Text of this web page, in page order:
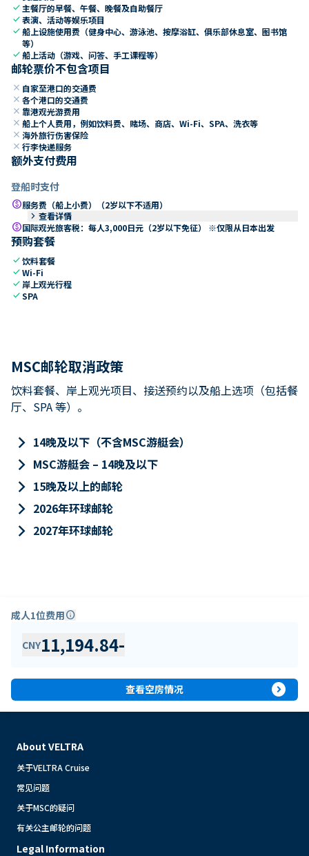
check 主餐厅的早餐、午餐、晚餐及自助餐厅
check表演、活动等娱乐项目
check船上设施使用费（健身中心、游泳池、按摩浴缸、俱乐部休息室、图书馆
等）
check船上活动（游戏、问答、手工课程等）
邮轮票价不包含项目
close 自家至港口的交通费
close 各个港口的交通费
close 靠港观光游费用
close 船上个人费用，例如饮料费、赌场、商店、Wi-Fi、SPA、洗衣等
close 海外旅行伤害保险
close 行李快递服务
额外支付费用
登船时支付
paid服务费（船上小费）（2岁以下不适用）
keyboard_arrow_right 查看详情
paid国际观光旅客税：每人3,000日元（2岁以下免征） ※仅限从日本出发
预购套餐
check饮料套餐
checkWi-Fi
check 岸上观光行程
checkSPA
MSC邮轮取消政策
饮料套餐、岸上观光项目、接送预约以及船上选项（包括餐
厅、SPA 等）。
keyboard_arrow_right 14晚及以下（不含MSC游艇会）
keyboard_arrow_right MSC游艇会 – 14晚及以下
keyboard_arrow_right 15晚及以上的邮轮
keyboard_arrow_right 2026年环球邮轮
keyboard_arrow_right 2027年环球邮轮
成人1位费用info
CNY11,194.84-
查看空房情况 expand_circle_right
About VELTRA
关于VELTRA Cruise
常见问题
关于MSC的疑问
有关公主邮轮的问题
Legal Information